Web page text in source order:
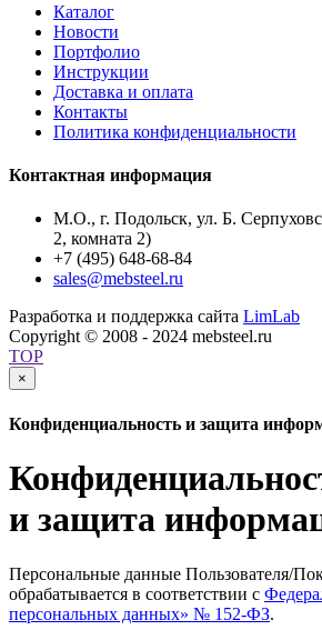
Каталог
Новости
Портфолио
Инструкции
Доставка и оплата
Контакты
Политика конфиденциальности
Контактная информация
М.О., г. Подольск, ул. Б.
2, комната 2)
+7 (495) 648-68-84
sales@mebsteel.ru
Разработка и поддержка сайта LimLab
Copyright © 2008 - 2024 mebsteel.ru
TOP
×
Конфиденциальность и защита
и защита
Персональные данные Пользователя/
обрабатывается в соответствии с
персональных данных» № 152-ФЗ.